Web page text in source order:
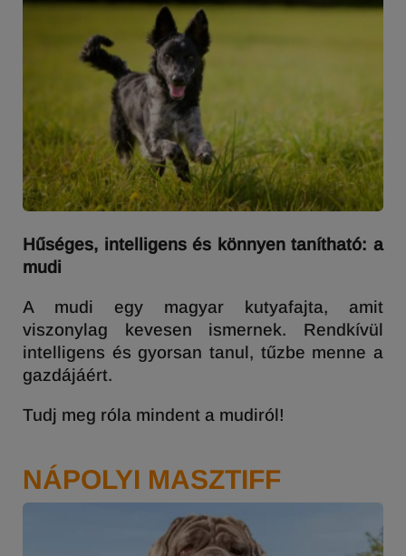
Hűséges, intelligens és könnyen tanítható: a
mudi
A mudi egy magyar kutyafajta, amit
viszonylag kevesen ismernek. Rendkívül
intelligens és gyorsan tanul, tűzbe menne a
gazdájáért.
Tudj meg róla mindent a mudiról!
NÁPOLYI MASZTIFF